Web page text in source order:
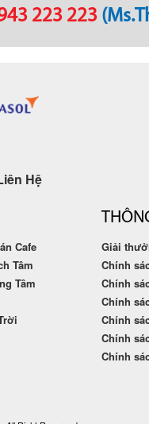
223 223
Hệ
Cafe
Tâm
Tâm
Giải
Chính
Chính
Chính
Chính
Chính
Chính